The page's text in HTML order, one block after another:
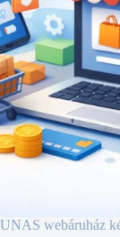
UNAS webáruház